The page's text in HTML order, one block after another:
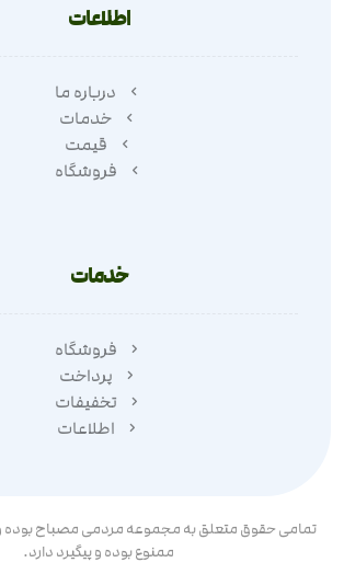
اطلاعات
درباره ما
خدمات
قیمت
فروشگاه
خدمات
فروشگاه
پرداخت
تخفیفات
اطلاعات
تمامی حقوق متعلق به مجموعه مردمی مصباح بوده و
ممنوع بوده و پیگیرد دارد.